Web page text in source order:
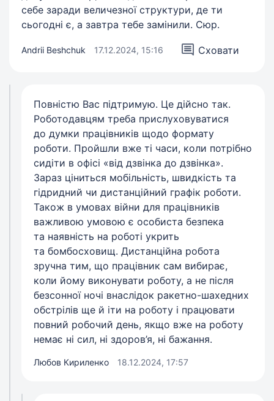
себе заради величезної структури, де ти
сьогодні є, а завтра тебе замінили. Сюр.
Andrii Beshchuk 17.12.2024, 15:16 Сховати
Повністю Вас підтримую. Це дійсно так.
Роботодавцям треба прислуховуватися
до думки працівників щодо формату
роботи. Пройшли вже ті часи, коли потрібно
сидіти в офісі «від дзвінка до дзвінка».
Зараз ціниться мобільність, швидкість та
гідридний чи дистанційний графік роботи.
Також в умовах війни для працівників
важливою умовою є особиста безпека
та наявність на роботі укрить
та бомбосховищ. Дистанційна робота
зручна тим, що працівник сам вибирає,
коли йому виконувати роботу, а не після
безсонної ночі внаслідок ракетно-шахедних
обстрілів ще й іти на роботу і працювати
повний робочий день, якщо вже на роботу
немає ні сил, ні здоров’я, ні бажання.
Любов Кириленко 18.12.2024, 17:57